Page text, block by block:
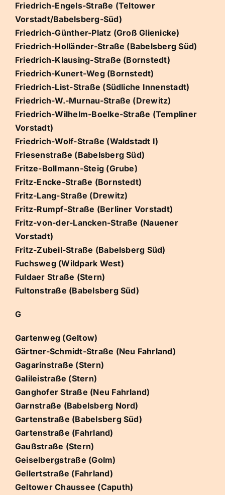
Friedrich-Engels-Straße (Teltower
Vorstadt/Babelsberg-Süd)
Friedrich-Günther-Platz (Groß Glienicke)
Friedrich-Holländer-Straße (Babelsberg Süd)
Friedrich-Klausing-Straße (Bornstedt)
Friedrich-Kunert-Weg (Bornstedt)
Friedrich-List-Straße (Südliche Innenstadt)
Friedrich-W.-Murnau-Straße (Drewitz)
Friedrich-Wilhelm-Boelke-Straße (Templiner
Vorstadt)
Friedrich-Wolf-Straße (Waldstadt I)
Friesenstraße (Babelsberg Süd)
Fritze-Bollmann-Steig (Grube)
Fritz-Encke-Straße (Bornstedt)
Fritz-Lang-Straße (Drewitz)
Fritz-Rumpf-Straße (Berliner Vorstadt)
Fritz-von-der-Lancken-Straße (Nauener
Vorstadt)
Fritz-Zubeil-Straße (Babelsberg Süd)
Fuchsweg (Wildpark West)
Fuldaer Straße (Stern)
Fultonstraße (Babelsberg Süd)
G
Gartenweg (Geltow)
Gärtner-Schmidt-Straße (Neu Fahrland)
Gagarinstraße (Stern)
Galileistraße (Stern)
Ganghofer Straße (Neu Fahrland)
Garnstraße (Babelsberg Nord)
Gartenstraße (Babelsberg Süd)
Gartenstraße (Fahrland)
Gaußstraße (Stern)
Geiselbergstraße (Golm)
Gellertstraße (Fahrland)
Geltower Chaussee (Caputh)